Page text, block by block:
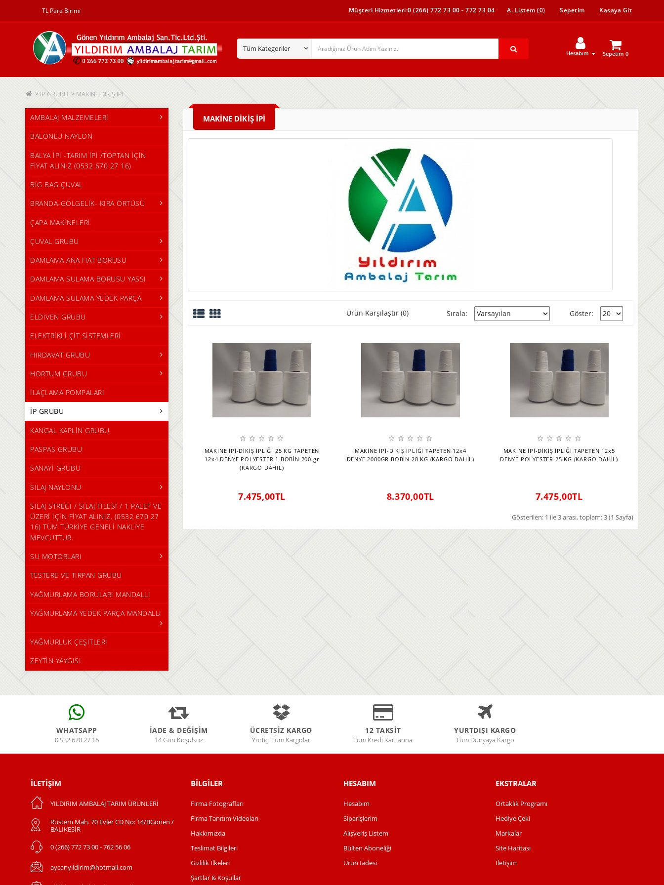
TL Para Birimi Müşteri Hizmetleri:0 (266) 772 73 00 - 772 73 04 A. Listem (0) Sepetim Kasaya Git
Sepetim 0
Hesabım
İP GRUBU MAKİNE DİKİŞ İPİ
AMBALAJ MALZEMELERİ
BALONLU NAYLON
BALYA İPİ -TARIM İPİ /TOPTAN İÇİN
FİYAT ALINIZ (0532 670 27 16)
BİG BAG ÇUVAL
BRANDA-GÖLGELİK- KIRA ÖRTÜSÜ
ÇAPA MAKİNELERİ
ÇUVAL GRUBU
DAMLAMA ANA HAT BORUSU
DAMLAMA SULAMA BORUSU YASSI
DAMLAMA SULAMA YEDEK PARÇA
ELDİVEN GRUBU
ELEKTRİKLİ ÇİT SİSTEMLERİ
HIRDAVAT GRUBU
HORTUM GRUBU
İLAÇLAMA POMPALARI
İP GRUBU
KANGAL KAPLİN GRUBU
PASPAS GRUBU
SANAYİ GRUBU
SILAJ NAYLONU
SİLAJ STRECİ / SİLAJ FİLESİ / 1 PALET VE
ÜZERİ İÇİN FİYAT ALINIZ. (0532 670 27
16) TÜM TÜRKİYE GENELİ NAKLİYE
MEVCUTTUR.
SU MOTORLARI
TESTERE VE TIRPAN GRUBU
YAĞMURLAMA BORULARI MANDALLI
YAĞMURLAMA YEDEK PARÇA MANDALLI
YAĞMURLUK ÇEŞİTLERİ
ZEYTİN YAYGISI
MAKİNE DİKİŞ İPİ
Ürün Karşılaştır (0) Sırala: Göster:
MAKİNE İPİ-DİKİŞ İPLİĞİ 25 KG TAPETEN
12x4 DENYE POLYESTER 1 BOBİN 200 gr
(KARGO DAHİL)
7.475,00TL
MAKİNE İPİ-DİKİŞ İPLİĞİ TAPETEN 12x4
DENYE 2000GR BOBİN 28 KG (KARGO DAHİL)
8.370,00TL
MAKİNE İPİ-DİKİŞ İPLİĞİ TAPETEN 12x5
DENYE POLYESTER 25 KG (KARGO DAHİL)
7.475,00TL
Gösterilen: 1 ile 3 arası, toplam: 3 (1 Sayfa)
WHATSAPP
0 532 670 27 16
İADE & DEĞİŞİM
14 Gün Koşulsuz
ÜCRETSİZ KARGO
Yurtiçi Tüm Kargolar
12 TAKSİT
Tüm Kredi Kartlarına
YURTDIŞI KARGO
Tüm Dünyaya Kargo
İLETIŞIM
YILDIRIM AMBALAJ TARIM ÜRÜNLERİ
Rüstem Mah. 70 Evler CD No: 14/BGönen /
BALIKESİR
0 (266) 772 73 00 - 762 56 06
aycanyildirim@hotmail.com
BILGILER
Firma Fotografları
Firma Tanıtım Videoları
Hakkımızda
Teslimat Bilgileri
Gizlilik İlkeleri
Şartlar & Koşullar
HESABIM
Hesabım
Siparişlerim
Alışveriş Listem
Bülten Aboneliği
Ürün İadesi
EKSTRALAR
Ortaklık Programı
Hediye Çeki
Markalar
Site Haritası
İletişim